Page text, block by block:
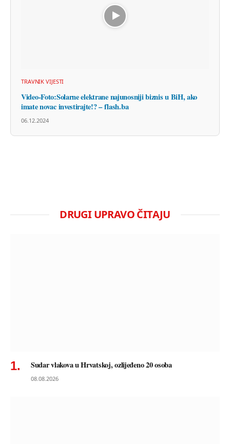
TRAVNIK VIJESTI
Video-Foto:Solarne elektrane najunosniji biznis u BiH, ako
imate novac investirajte!? – flash.ba
06.12.2024
DRUGI UPRAVO ČITAJU
Sudar vlakova u Hrvatskoj, ozlijeđeno 20 osoba
08.08.2026